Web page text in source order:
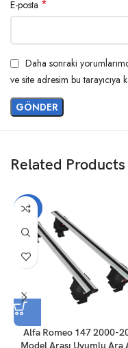
E-posta *
Daha sonraki
ve site adresim bu tarayıcıya
Related Products
-20%
Alfa Romeo 147 2000-